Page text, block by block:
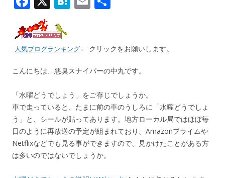
ac
e
b
o
o
k
n
a
l
人気ブログランキング← クリックをお願いします。
こんにちは、悪臭スナイパーの中丸です。
「水曜どうでしょう」をご存じでしょうか。
車で走っていると、たまに前の車のうしろに「水曜どうでしょ
う」と、シールが貼ってあります。地方ローカル局ではほぼ毎
日のように再放送の予定が組まれており、Amazonプライムや
Netflixなどでも見る事ができますので、見かけたことがある方
は多いのではないでしょうか。